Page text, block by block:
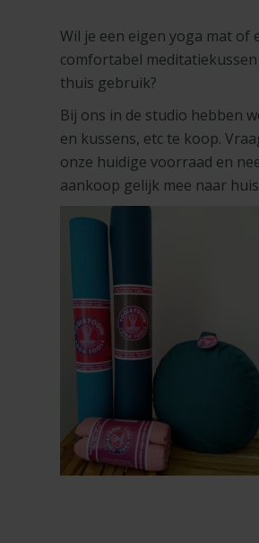
Wil je een eigen yoga mat of
comfortabel
thuis gebruik?
Bij ons in de studio hebben
en kussens, etc te koop.
onze huidige voorraad en
aankoop gelijk mee naar